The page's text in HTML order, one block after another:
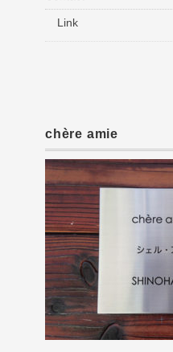
Link
chère amie